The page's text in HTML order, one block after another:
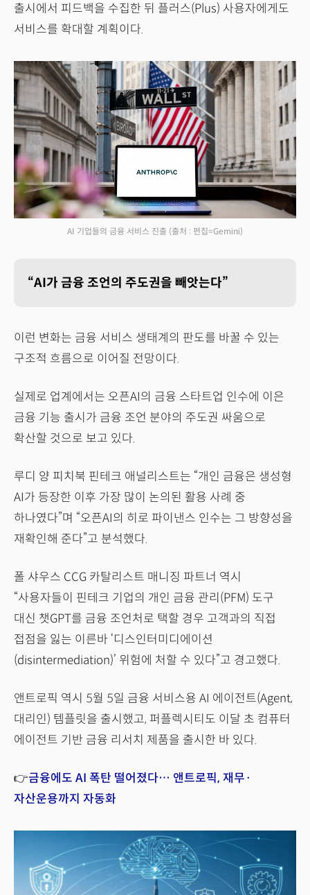
출시에서 피드백을 수집한 뒤 플러스(Plus) 사용자에게도
서비스를 확대할 계획이다.
AI 기업들의 금융 서비스 진출 (출처 : 편집=Gemini)
“AI가 금융 조언의 주도권을 빼앗는다”
이런 변화는 금융 서비스 생태계의 판도를 바꿀 수 있는
구조적 흐름으로 이어질 전망이다.
실제로 업계에서는 오픈AI의 금융 스타트업 인수에 이은
금융 기능 출시가 금융 조언 분야의 주도권 싸움으로
확산할 것으로 보고 있다.
루디 양 피치북 핀테크 애널리스트는 “개인 금융은 생성형
AI가 등장한 이후 가장 많이 논의된 활용 사례 중
하나였다”며 “오픈AI의 히로 파이낸스 인수는 그 방향성을
재확인해 준다”고 분석했다.
폴 샤우스 CCG 카탈리스트 매니징 파트너 역시
“사용자들이 핀테크 기업의 개인 금융 관리(PFM) 도구
대신 챗GPT를 금융 조언처로 택할 경우 고객과의 직접
접점을 잃는 이른바 ‘디스인터미디에이션
(disintermediation)’ 위험에 처할 수 있다”고 경고했다.
앤트로픽 역시 5월 5일 금융 서비스용 AI 에이전트(Agent,
대리인) 템플릿을 출시했고, 퍼플렉시티도 이달 초 컴퓨터
에이전트 기반 금융 리서치 제품을 출시한 바 있다.
👉금융에도 AI 폭탄 떨어졌다… 앤트로픽, 재무·
자산운용까지 자동화